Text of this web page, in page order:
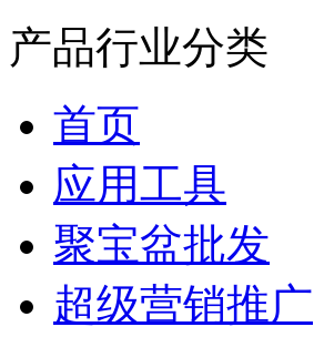
产品行业分类
首页
应用工具
聚宝盆批发
超级营销推广